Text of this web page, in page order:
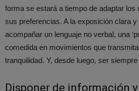
forma se estará a tiempo de adaptar
sus preferencias. A la exposición clara y
acompañar un lenguaje no verbal, una
comedida en movimientos que
tranquilidad. Y, desde luego, ser
Disponer de información